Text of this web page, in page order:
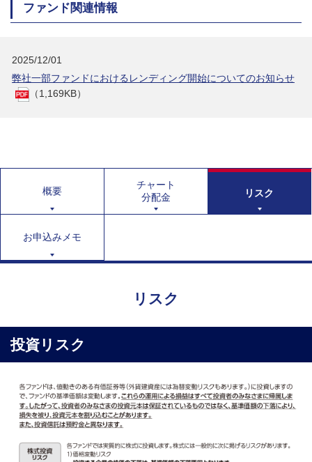
ファンド関連情報
2025/12/01
弊社一部ファンドにおけるレンディング開始についてのお知らせ
（1,169KB）
概要
チャート
分配金
リスク
お申込みメモ
リスク
投資リスク